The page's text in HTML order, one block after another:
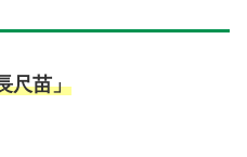
尺苗」